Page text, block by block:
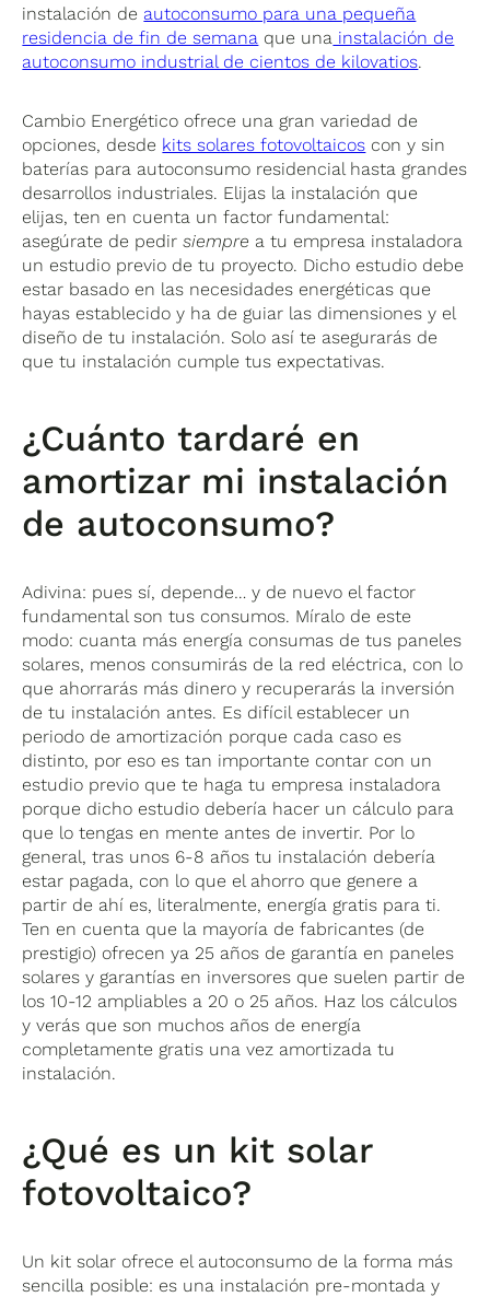
instalación de autoconsumo para una pequeña
residencia de fin de semana que una instalación de
autoconsumo industrial de cientos de kilovatios.
Cambio Energético ofrece una gran variedad de
opciones, desde kits solares fotovoltaicos con y sin
baterías para autoconsumo residencial hasta grandes
desarrollos industriales. Elijas la instalación que
elijas, ten en cuenta un factor fundamental:
asegúrate de pedirsiempre a tu empresa instaladora
un estudio previo de tu proyecto. Dicho estudio debe
estar basado en las necesidades energéticas que
hayas establecido y ha de guiar las dimensiones y el
diseño de tu instalación. Solo así te asegurarás de
que tu instalación cumple tus expectativas.
¿Cuánto tardaré en
amortizar mi instalación
de autoconsumo?
Adivina: pues sí, depende… y de nuevo el factor
fundamental son tus consumos. Míralo de este
modo: cuanta más energía consumas de tus paneles
solares, menos consumirás de la red eléctrica, con lo
que ahorrarás más dinero y recuperarás la inversión
de tu instalación antes. Es difícil establecer un
periodo de amortización porque cada caso es
distinto, por eso es tan importante contar con un
estudio previo que te haga tu empresa instaladora
porque dicho estudio debería hacer un cálculo para
que lo tengas en mente antes de invertir. Por lo
general, tras unos 6-8 años tu instalación debería
estar pagada, con lo que el ahorro que genere a
partir de ahí es, literalmente, energía gratis para ti.
Ten en cuenta que la mayoría de fabricantes (de
prestigio) ofrecen ya 25 años de garantía en paneles
solares y garantías en inversores que suelen partir de
los 10-12 ampliables a 20 o 25 años. Haz los cálculos
y verás que son muchos años de energía
completamente gratis una vez amortizada tu
instalación.
¿Qué es un kit solar
fotovoltaico?
Un kit solar ofrece el autoconsumo de la forma más
sencilla posible: es una instalación pre-montada y